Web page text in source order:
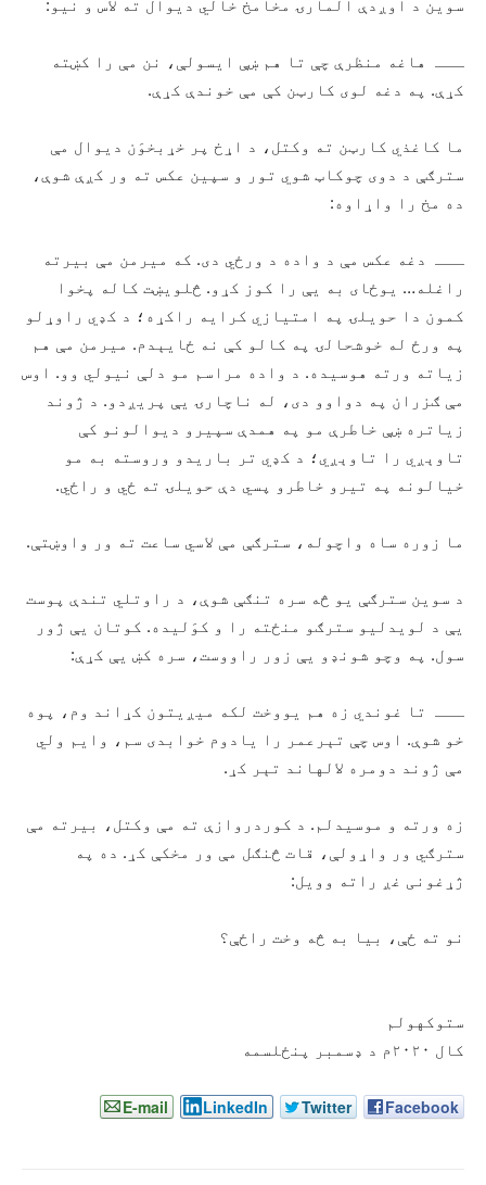
سوین د اوږدې المارۍ مخامخ خالي دیوال ته لاس و نیو:
ـــ هاغه منظرې چې تا هم ښې ایسولې، نن مې را کښته
کړې. په دغه لوی کارټن کې مې خوندې کړې.
ما کاغذي کارټن ته وکتل، د اړخ پر خړبخوَن دیوال مې
سترګې د دوی چوکاټ شوي تور و سپین عکس ته ور کږې شوې،
ده مخ را واړاوه:
ـــ دغه عکس مې د واده د ورځي دی. که میرمن مې بیرته
راغله… یوځای به یې را کوز کړو. څلویښت کاله پخوا
کمون دا حویلۍ په امتیازي کرایه راکړه؛ د کډي راوړلو
په ورځ له خوشحالۍ په کالو کې نه ځایېدم. میرمن مې هم
زیاته ورته هوسیده. د واده مراسم مو دلې نیولي وو. اوس
مې ګزران په دواوو دی، له ناچارۍ یې پریږدو. د ژوند
زیاتره ښې خاطرې مو په همدې سپیرو دیوالونو کې
تاوېږي را تاوېږي؛ د کډي تر باریدو وروسته به مو
خیالونه په تیرو خاطرو پسي دې حویلۍ ته ځي و راځي.
ما زوره ساه واچوله، سترګې مې لاسي ساعت ته ور واوښتې.
د سوین سترګې یو څه سره تنګې شوې، د راوتلي تندې پوست
یې د لویدلیو سترګو منځته را و کوَلیده. کوتان یې ژور
سول. په وچو شونډو یې زور راووست، سره کښ یې کړې:
ـــ تا غوندي زه هم یووخت لکه میږیتون کړاند وم، پوه
خو شوې. اوس چې تېرعمر را یادوم خوابدی سم، وایم ولي
مې ژوند دومره لالهاند تېر کړ.
زه ورته و موسیدلم. د کوردروازې ته مې وکتل، بیرته مې
سترګي ور واړولې، قات څنګل مې ور مخکې کړ. ده په
ژړغونی غږ راته وویل:
نو ته ځې، بیا به څه وخت راځې؟
ستوکهولم
کال ۲۰۲۰م د ډسمبر پنځلسمه
Facebook
Twitter
LinkedIn
E-mail